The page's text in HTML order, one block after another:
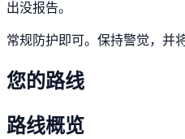
出没报告。
常规防护即可。保持警觉，并
您的路线
路线概览